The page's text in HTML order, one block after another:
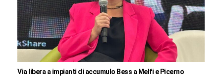
Via libera a impianti di accumulo Bess a Melfi e Picerno